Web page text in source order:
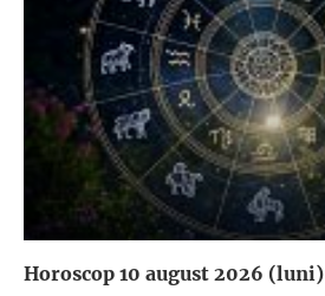
Horoscop 10 august 2026 (luni)